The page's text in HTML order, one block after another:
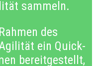
sammeln.
des
ein Quick-
bereitgestellt,